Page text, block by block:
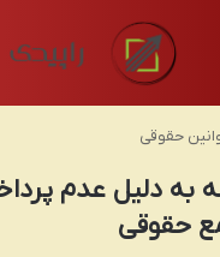
حقوقی
به دلیل عدم
حقوقی